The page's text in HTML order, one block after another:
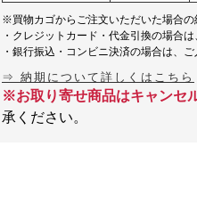
※買物カゴからご注文いただいた場合の
・クレジットカード・代金引換の場合は
・銀行振込・コンビニ決済の場合は、
⇒ 納期について詳しくはこちら
※お取り寄せ商品はキャンセ
承ください。